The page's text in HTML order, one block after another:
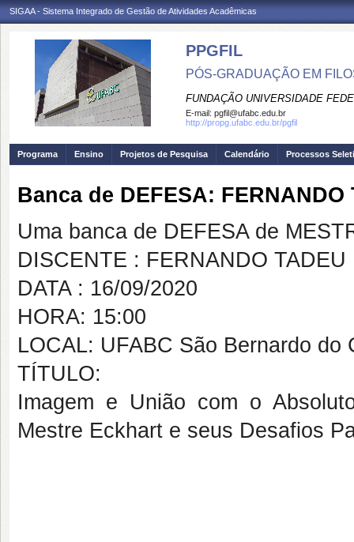
SIGAA - Sistema Integrado de Gestão de Atividades Acadêmicas
PPGFIL
PÓS-GRADUAÇÃO EM
FUNDAÇÃO UNIVERSIDADE
E-mail: pgfil@ufabc.edu.br
http://propg.ufabc.edu.br/pgfil
Programa Ensino Projetos de Pesquisa Calendário Processos
Banca de DEFESA: FERNANDO
Uma banca de DEFESA de
DISCENTE : FERNANDO TADEU
DATA : 16/09/2020
HORA: 15:00
LOCAL: UFABC São Bernardo do
TÍTULO:
Imagem e União com o
Mestre Eckhart e seus Desafios